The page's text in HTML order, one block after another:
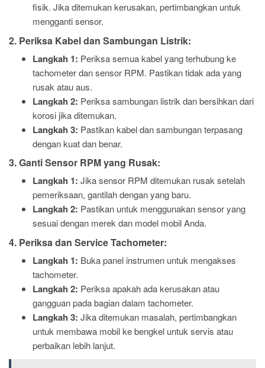
fisik. Jika ditemukan kerusakan, pertimbangkan untuk
mengganti sensor.
2. Periksa Kabel dan Sambungan Listrik:
Langkah 1: Periksa semua kabel yang terhubung ke
tachometer dan sensor RPM. Pastikan tidak ada yang
rusak atau aus.
Langkah 2: Periksa sambungan listrik dan bersihkan dari
korosi jika ditemukan.
Langkah 3: Pastikan kabel dan sambungan terpasang
dengan kuat dan benar.
3. Ganti Sensor RPM yang Rusak:
Langkah 1: Jika sensor RPM ditemukan rusak setelah
pemeriksaan, gantilah dengan yang baru.
Langkah 2: Pastikan untuk menggunakan sensor yang
sesuai dengan merek dan model mobil Anda.
4. Periksa dan Service Tachometer:
Langkah 1: Buka panel instrumen untuk mengakses
tachometer.
Langkah 2: Periksa apakah ada kerusakan atau
gangguan pada bagian dalam tachometer.
Langkah 3: Jika ditemukan masalah, pertimbangkan
untuk membawa mobil ke bengkel untuk servis atau
perbaikan lebih lanjut.